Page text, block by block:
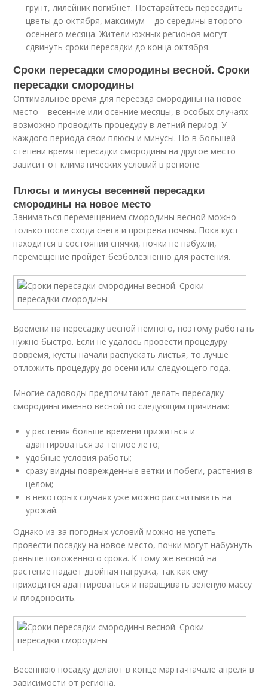
грунт, лилейник погибнет. Постарайтесь пересадить
цветы до октября, максимум – до середины второго
осеннего месяца. Жители южных регионов могут
сдвинуть сроки пересадки до конца октября.
Сроки пересадки смородины весной. Сроки
пересадки смородины
Оптимальное время для переезда смородины на новое
место – весенние или осенние месяцы, в особых случаях
возможно проводить процедуру в летний период. У
каждого периода свои плюсы и минусы. Но в большей
степени время пересадки смородины на другое место
зависит от климатических условий в регионе.
Плюсы и минусы весенней пересадки
смородины на новое место
Заниматься перемещением смородины весной можно
только после схода снега и прогрева почвы. Пока куст
находится в состоянии спячки, почки не набухли,
перемещение пройдет безболезненно для растения.
Времени на пересадку весной немного, поэтому работать
нужно быстро. Если не удалось провести процедуру
вовремя, кусты начали распускать листья, то лучше
отложить процедуру до осени или следующего года.
Многие садоводы предпочитают делать пересадку
смородины именно весной по следующим причинам:
у растения больше времени прижиться и
адаптироваться за теплое лето;
удобные условия работы;
сразу видны поврежденные ветки и побеги, растения в
целом;
в некоторых случаях уже можно рассчитывать на
урожай.
Однако из-за погодных условий можно не успеть
провести посадку на новое место, почки могут набухнуть
раньше положенного срока. К тому же весной на
растение падает двойная нагрузка, так как ему
приходится адаптироваться и наращивать зеленую массу
и плодоносить.
Весеннюю посадку делают в конце марта-начале апреля в
зависимости от региона.